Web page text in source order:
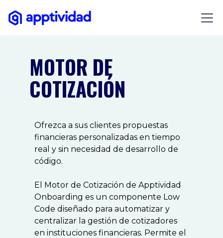
MOTOR DE
COTIZACIÓN
Ofrezca a sus clientes propuestas
financieras personalizadas en tiempo
real y sin necesidad de desarrollo de
código.
El Motor de Cotización de Apptividad
Onboarding es un componente Low
Code diseñado para automatizar y
centralizar la gestión de cotizadores
en instituciones financieras. Permite el